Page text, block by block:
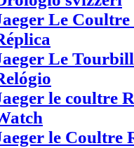
Le
Le
le coultre
le Coultre